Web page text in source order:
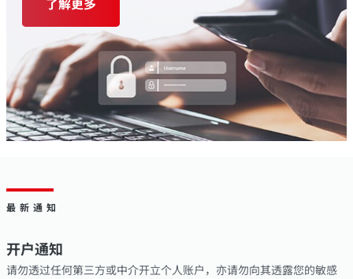
最新通知
开户通知
请勿透过任何第三方或中介开立个人账户，亦请勿向其透露您的敏感